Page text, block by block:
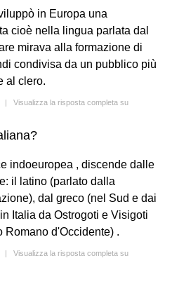
in Europa una
cioè nella lingua parlata dal
mirava alla formazione di
condivisa da un pubblico più
al clero.
| Visualizza la risposta completa su
indoeuropea , discende dalle
il latino (parlato dalla
dal greco (nel Sud e dai
Italia da Ostrogoti e Visigoti
Romano d'Occidente) .
| Visualizza la risposta completa su